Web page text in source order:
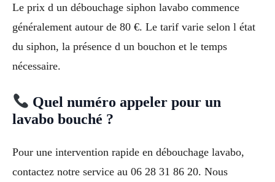
Le prix d un débouchage siphon lavabo commence
généralement autour de 80 €. Le tarif varie selon l état
du siphon, la présence d un bouchon et le temps
nécessaire.
Quel numéro appeler pour un
lavabo bouché ?
Pour une intervention rapide en débouchage lavabo,
contactez notre service au 06 28 31 86 20. Nous